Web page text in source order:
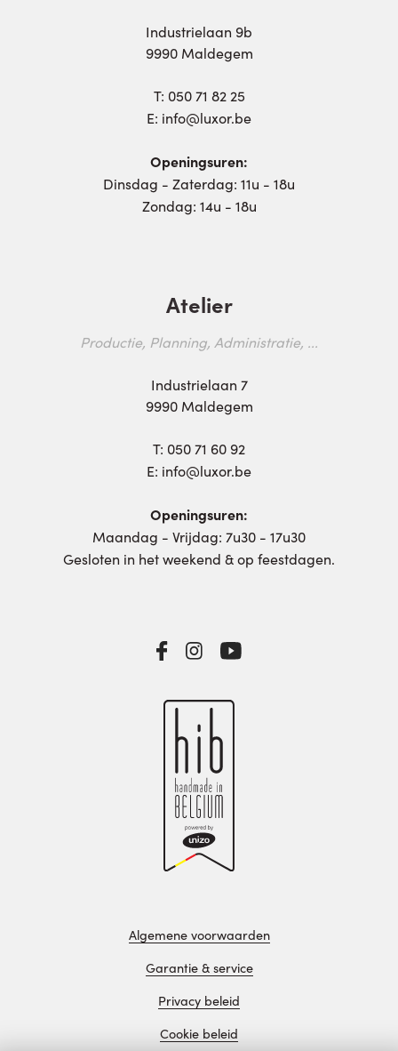
Industrielaan 9b
9990 Maldegem
T: 050 71 82 25
E: info@luxor.be
Openingsuren:
Dinsdag - Zaterdag: 11u - 18u
Zondag: 14u - 18u
Atelier
Productie, Planning, Administratie, ...
Industrielaan 7
9990 Maldegem
T: 050 71 60 92
E: info@luxor.be
Openingsuren:
Maandag - Vrijdag: 7u30 - 17u30
Gesloten in het weekend & op feestdagen.
Algemene voorwaarden
Garantie & service
Privacy beleid
Cookie beleid